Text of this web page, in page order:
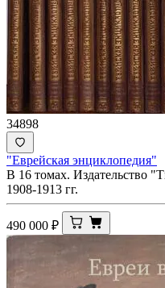
34898
"Еврейская энциклопедия"
В 16 томах. Издательство
1908-1913 гг.
490 000 ₽